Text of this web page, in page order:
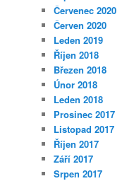
Červenec 2020
Červen 2020
Leden 2019
Říjen 2018
Březen 2018
Únor 2018
Leden 2018
Prosinec 2017
Listopad 2017
Říjen 2017
Září 2017
Srpen 2017